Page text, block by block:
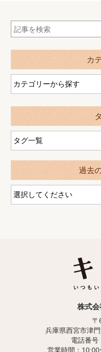
カ
過去
株式会
〒
兵庫県西宮市津
電話番号
営業時間：